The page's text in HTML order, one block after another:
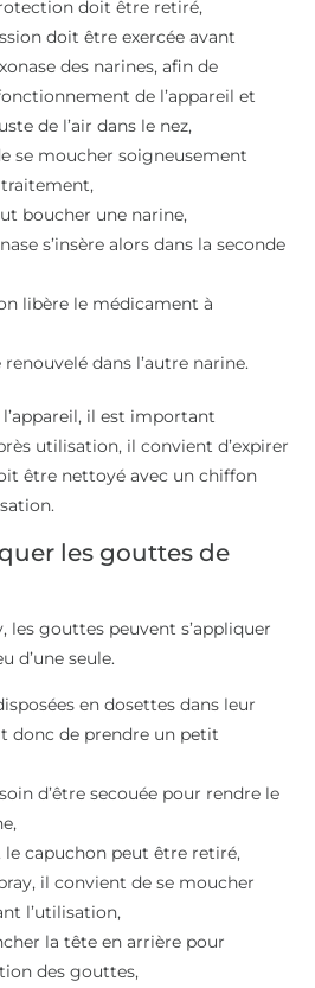
doit être retiré,
doit être exercée avant
des narines, afin de
de l’appareil et
de l’air dans le nez,
se moucher soigneusement
traitement,
boucher une narine,
s’insère alors dans la seconde
libère le médicament à
dans l’autre narine.
il est important
utilisation, il convient d’expirer
être nettoyé avec un chiffon
les gouttes de
les gouttes peuvent s’appliquer
d’une seule.
en dosettes dans leur
donc de prendre un petit
d’être secouée pour rendre le
le capuchon peut être retiré,
il convient de se moucher
l’utilisation,
la tête en arrière pour
des gouttes,